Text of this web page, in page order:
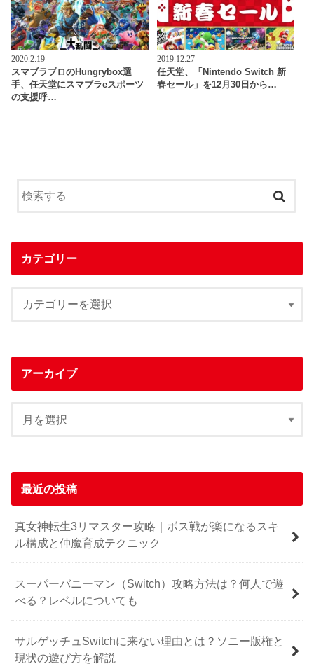
2020.2.19
スマブラプロのHungrybox選
手、任天堂にスマブラeスポーツ
の支援呼…
2019.12.27
任天堂、「Nintendo Switch 新
春セール」を12月30日から…
カテゴリー
アーカイブ
最近の投稿
真女神転生3リマスター攻略｜ボス戦が楽になるスキ
ル構成と仲魔育成テクニック
スーパーバニーマン（Switch）攻略方法は？何人で遊
べる？レベルについても
サルゲッチュSwitchに来ない理由とは？ソニー版権と
現状の遊び方を解説